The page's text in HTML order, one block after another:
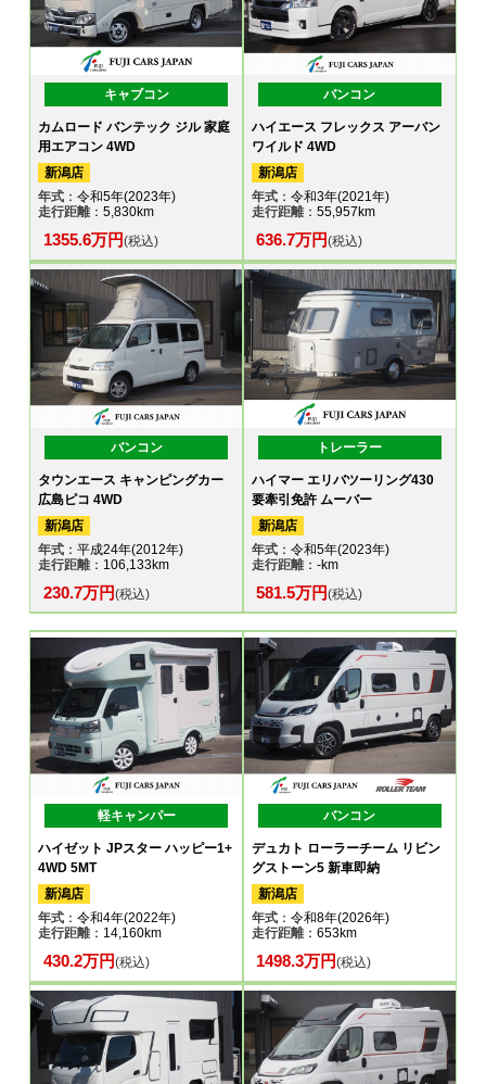
キャブコン
カムロード バンテック ジル 家庭
用エアコン 4WD
新潟店
年式 ：令和5年(2023年)
走行距離：5,830km
1355.6万円(税込)
バンコン
ハイエース フレックス アーバン
ワイルド 4WD
新潟店
年式：令和3年(2021年)
走行距離：55,957km
636.7万円(税込)
バンコン
タウンエース キャンピングカー
広島ピコ 4WD
新潟店
年式 ：平成24年(2012年)
走行距離：106,133km
230.7万円(税込)
トレーラー
ハイマー エリバツーリング430
要牽引免許 ムーバー
新潟店
年式：令和5年(2023年)
走行距離：-km
581.5万円(税込)
軽キャンパー
ハイゼット JPスター ハッピー1+
4WD 5MT
新潟店
年式 ：令和4年(2022年)
走行距離：14,160km
430.2万円(税込)
バンコン
デュカト ローラーチーム リビン
グストーン5 新車即納
新潟店
年式：令和8年(2026年)
走行距離：653km
1498.3万円(税込)